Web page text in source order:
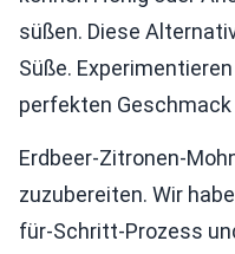
süßen. Diese
Süße.
perfekten Geschmack
Erdbeer-Zitronen-
zuzubereiten. Wir
für-Schritt-Prozess